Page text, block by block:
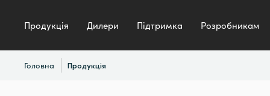
Продукція Дилери Підтримка Розробникам
Головна Продукція